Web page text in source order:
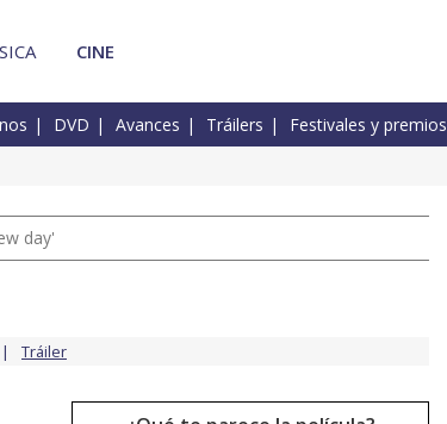
CINE
DVD Avances Tráilers Festivales y premios
day'
Tráiler